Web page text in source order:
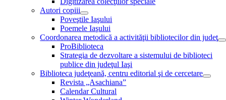
Autori copiii
Poveştile Iaşului
Poemele Iaşului
Coordonarea metodică a activităţii bibliotecilor din judeţ
ProBiblioteca
Strategia de dezvoltare a sistemului de biblioteci
publice din judeţul Iaşi
Biblioteca judeţeană, centru editorial şi de cercetare
Revista „Asachiana”
Calendar Cultural